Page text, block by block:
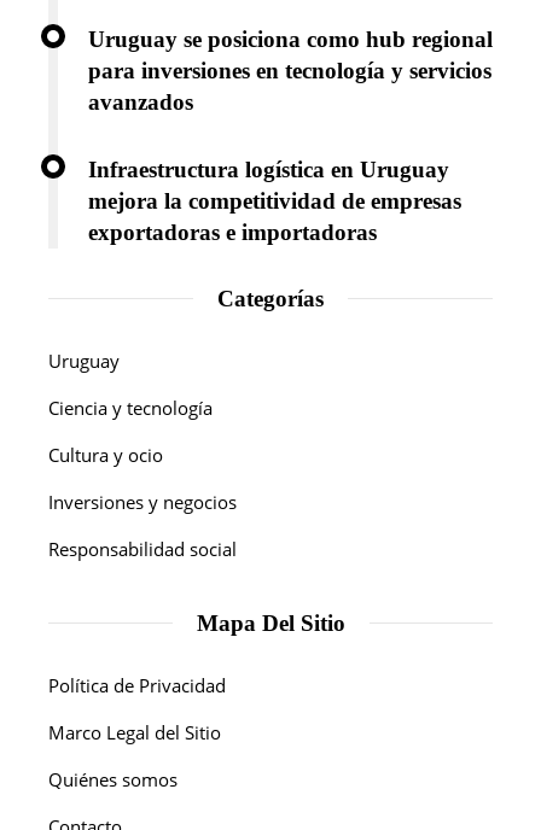
Uruguay se posiciona como hub regional
para inversiones en tecnología y servicios
avanzados
Infraestructura logística en Uruguay
mejora la competitividad de empresas
exportadoras e importadoras
Categorías
Uruguay
Ciencia y tecnología
Cultura y ocio
Inversiones y negocios
Responsabilidad social
Mapa Del Sitio
Política de Privacidad
Marco Legal del Sitio
Quiénes somos